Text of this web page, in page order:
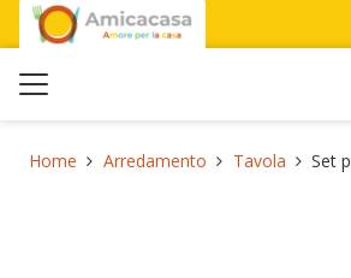
Home Arredamento Tavola Set